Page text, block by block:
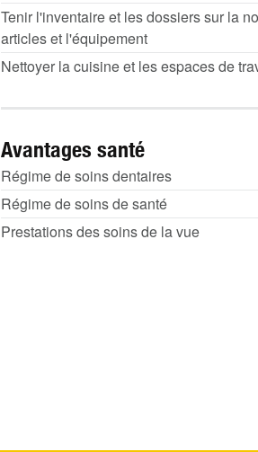
Tenir l'inventaire et les dossiers sur la
articles et l'équipement
Nettoyer la cuisine et les espaces de
Avantages santé
Régime de soins dentaires
Régime de soins de santé
Prestations des soins de la vue